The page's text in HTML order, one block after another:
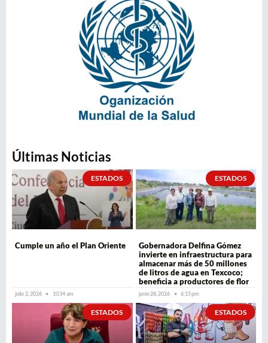
Últimas Noticias
ESTADOS
Cumple un año el Plan Oriente
julio 2, 2026 10:34 am
ESTADOS
Gobernadora Delfina Gómez
invierte en infraestructura para
almacenar más de 50 millones
de litros de agua en Texcoco;
beneficia a productores de flor
junio 28, 2026 6:15 pm
ESTADOS ESTADOS